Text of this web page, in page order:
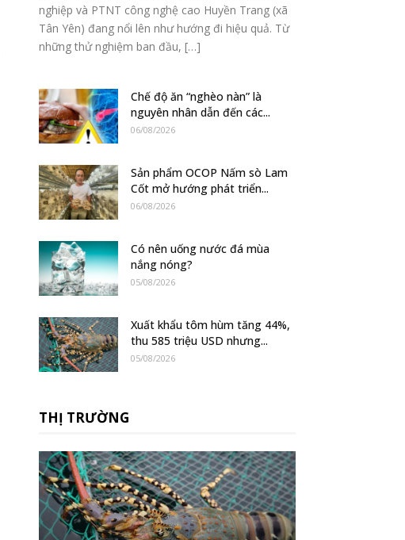
nghiệp và PTNT công nghệ cao Huyền Trang (xã
Tân Yên) đang nổi lên như hướng đi hiệu quả. Từ
những thử nghiệm ban đầu, […]
Chế độ ăn “nghèo nàn” là
nguyên nhân dẫn đến các...
06/08/2026
Sản phẩm OCOP Nấm sò Lam
Cốt mở hướng phát triển...
06/08/2026
Có nên uống nước đá mùa
nắng nóng?
05/08/2026
Xuất khẩu tôm hùm tăng 44%,
thu 585 triệu USD nhưng...
05/08/2026
THỊ TRƯỜNG